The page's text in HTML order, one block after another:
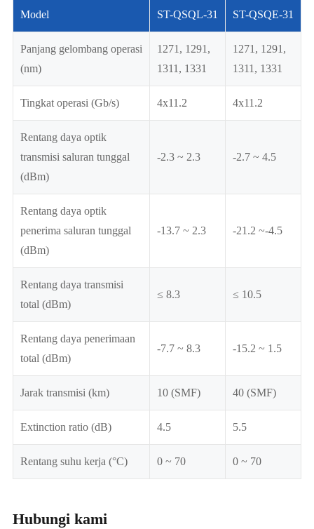
Model ST-QSQL-31 ST-QSQE-31
Panjang gelombang operasi
(nm)
1271, 1291,
1311, 1331
1271, 1291,
1311, 1331
Tingkat operasi (Gb/s) 4x11.2 4x11.2
Rentang daya optik
transmisi saluran tunggal
(dBm)
-2.3 ~ 2.3 -2.7 ~ 4.5
Rentang daya optik
penerima saluran tunggal
(dBm)
-13.7 ~ 2.3 -21.2 ~-4.5
Rentang daya transmisi
total (dBm)
≤ 8.3 ≤ 10.5
Rentang daya penerimaan
total (dBm)
-7.7 ~ 8.3 -15.2 ~ 1.5
Jarak transmisi (km) 10 (SMF) 40 (SMF)
Extinction ratio (dB) 4.5 5.5
Rentang suhu kerja (°C) 0 ~ 70 0 ~ 70
Hubungi kami